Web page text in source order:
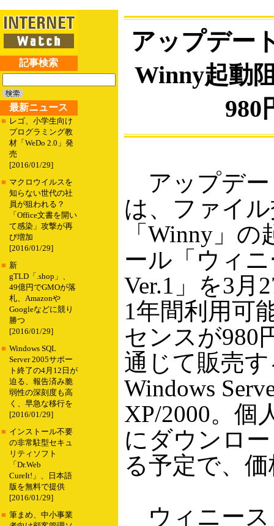
記事検索
最新ニュース
■ レゴ、小学生向け
プログラミング教
材「WeDo 2.0」発
売
[2016/01/29]
■ マクロウイルスを
知らない世代の社
員が狙われる？
「Office文書を開い
て感染」攻撃が再
び増加
[2016/01/29]
■ 新
gTLD「.shop」、
49億円でGMOが落
札、Amazonや
Googleなどに競り
勝つ
[2016/01/29]
■ Windows SQL
Server 2005サポー
ト終了の4月12日が
迫る、報告済み脆
弱性の深刻度も高
く、早急な移行を
[2016/01/29]
■ インストール不要
の非常駐型セキュ
リティソフト
「Dr.Web
CureIt!」、日本語
版を無料で提供
[2016/01/29]
■ 筆まめ、中小事業
アップデー
Winny起動
980
アップデー
は、ファイ
「Winny」
ール「ウィ
Ver.1」を3月
1年間利用可
センスが980
通じて販売
Windows
XP/2000。個
にダウンロ
る予定で、
ウィニース